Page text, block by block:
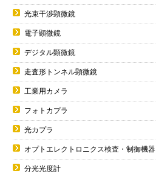
光束干渉顕微鏡
電子顕微鏡
デジタル顕微鏡
走査形トンネル顕微鏡
工業用カメラ
フォトカプラ
光カプラ
オプトエレクトロニクス検査・制御機器
分光光度計